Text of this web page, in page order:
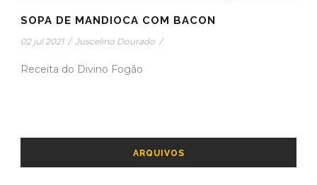
SOPA DE MANDIOCA COM BACON
02 jul 2021 / Juscelino Dourado /
Receita do Divino Fogão
ARQUIVOS